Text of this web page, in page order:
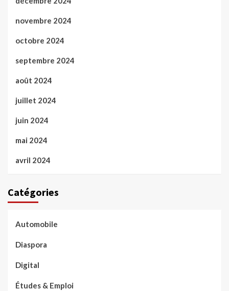
novembre 2024
octobre 2024
septembre 2024
août 2024
juillet 2024
juin 2024
mai 2024
avril 2024
Catégories
Automobile
Diaspora
Digital
Études & Emploi